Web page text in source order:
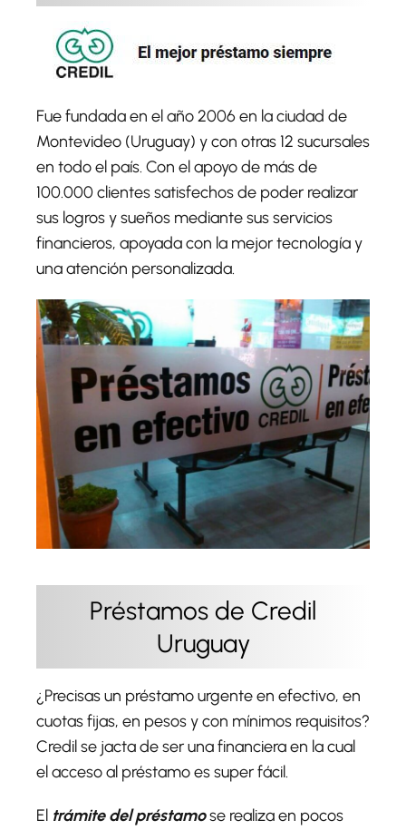
Fue fundada en el año 2006 en la ciudad de
Montevideo (Uruguay) y con otras 12 sucursales
en todo el país. Con el apoyo de más de
100.000 clientes satisfechos de poder realizar
sus logros y sueños mediante sus servicios
financieros, apoyada con la mejor tecnología y
una atención personalizada.
Préstamos de Credil
Uruguay
¿Precisas un préstamo urgente en efectivo, en
cuotas fijas, en pesos y con mínimos requisitos?
Credil se jacta de ser una financiera en la cual
el acceso al préstamo es super fácil.
El trámite del préstamose realiza en pocos